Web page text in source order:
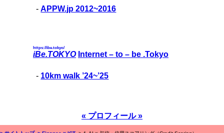
-APPW.jp 2012~2016
iBe.TOKYO
https://ibe.tokyo/
Internet – to – be .Tokyo
- 10km walk ’24~’25
« プロフィール »